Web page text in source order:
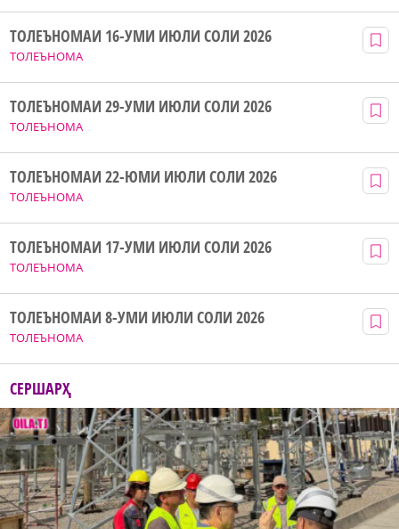
ТОЛЕЪНОМА
ТОЛЕЪНОМАИ 16-УМИ ИЮЛИ СОЛИ 2026
ТОЛЕЪНОМА
ТОЛЕЪНОМАИ 29-УМИ ИЮЛИ СОЛИ 2026
ТОЛЕЪНОМА
ТОЛЕЪНОМАИ 22-ЮМИ ИЮЛИ СОЛИ 2026
ТОЛЕЪНОМА
ТОЛЕЪНОМАИ 17-УМИ ИЮЛИ СОЛИ 2026
ТОЛЕЪНОМА
ТОЛЕЪНОМАИ 8-УМИ ИЮЛИ СОЛИ 2026
СЕРШАРҲ